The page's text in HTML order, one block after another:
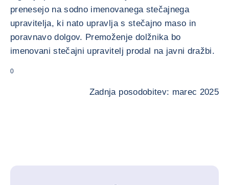
prenesejo na sodno imenovanega stečajnega
upravitelja, ki nato upravlja s stečajno maso in
poravnavo dolgov. Premoženje dolžnika bo
imenovani stečajni upravitelj prodal na javni dražbi.
0
Zadnja posodobitev: marec 2025